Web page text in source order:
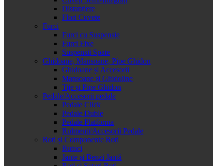
Distanțiere
Flori Cuvete
Furci
Furci cu Suspensie
Furci Fixe
Suspensii Spate
Ghidoane, Mansoane, Pipe Ghidon
Ghidoane și Accesorii
Mansoane și Ghidoline
Tije și Pipe Ghidon
Pedale/Accesorii pedale
Pedale Click
Pedale Duble
Pedale Platforma
Rulmenti/Accesorii Pedale
Roți și Componente Roți
Butuci
Jante și Benzi Jantă